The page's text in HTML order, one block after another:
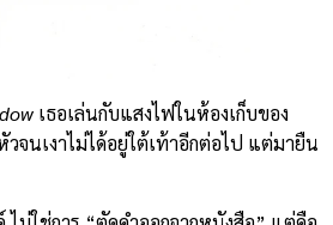
เธอเล่นกับแสงไฟในห้องเก็บของ
วจนเงาไม่ได้อยู่ใต้เท้าอีกต่อไป แต่มายืน